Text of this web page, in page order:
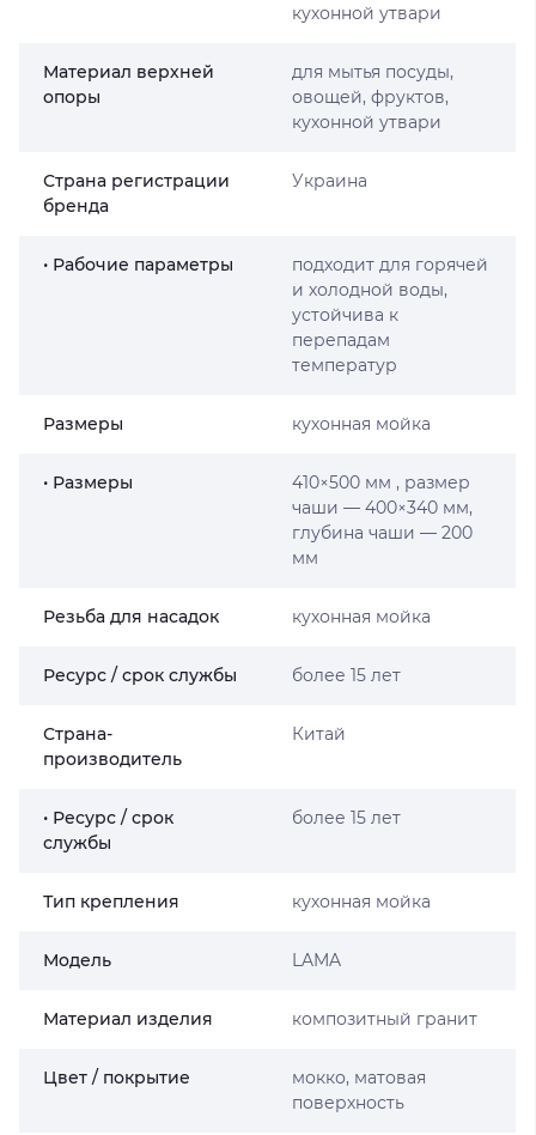
кухонной утвари
Материал верхней
опоры
для мытья посуды,
овощей, фруктов,
кухонной утвари
Страна регистрации
бренда
Украина
• Рабочие параметры
подходит для горячей
и холодной воды,
устойчива к
перепадам
температур
Размеры кухонная мойка
• Размеры
410×500 мм , размер
чаши — 400×340 мм,
глубина чаши — 200
мм
Резьба для насадок кухонная мойка
Ресурс / срок службы более 15 лет
Страна-
производитель
Китай
• Ресурс / срок
службы
более 15 лет
Тип крепления кухонная мойка
Мoдель LAMA
Материал изделия композитный гранит
Цвет / покрытие
мокко, матовая
поверхность